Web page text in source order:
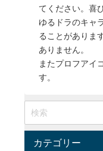
てください。喜
ゆるドラのキャ
ることがありま
ありません。
またプロフアイ
す。
カテゴリー